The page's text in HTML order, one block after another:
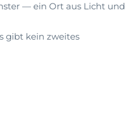
— ein Ort aus Licht und
gibt kein zweites